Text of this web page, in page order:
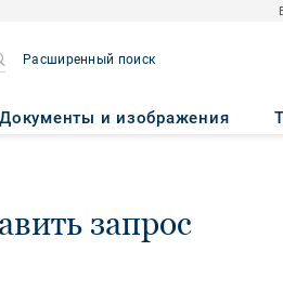
Расширенный поиск
Документы и изображения
запрос